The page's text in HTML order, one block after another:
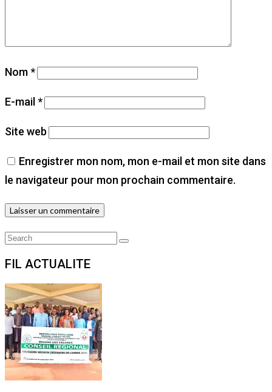
Nom*
E-mail*
Site web
Enregistrer mon nom, mon e-mail et mon site dans
le navigateur pour mon prochain commentaire.
Search
Search
FIL ACTUALITE